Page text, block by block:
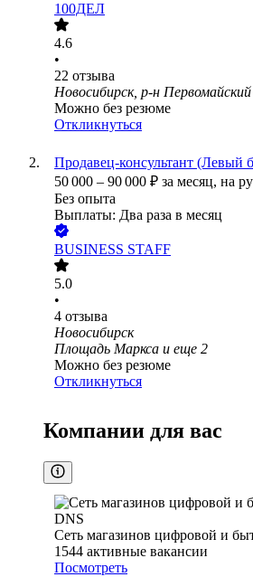
100ДЕЛ
4.6
•
22 отзыва
Новосибирск, р-н Первомайский
Можно без резюме
Откликнуться
Продавец-консультант (Левый
50 000 – 90 000 ₽ за месяц, на
Без опыта
Выплаты: Два раза в месяц
BUSINESS STAFF
5.0
•
4 отзыва
Новосибирск
Площадь Маркса и еще 2
Можно без резюме
Откликнуться
Компании для вас
Сеть магазинов цифровой и
1544 активные вакансии
Посмотреть